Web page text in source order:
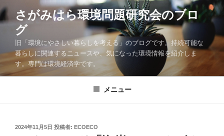
コ
ン
ツ
ス
さがみはら環境問題研究会のブロ
グ
旧「環境にやさしい暮らしを考える」のブログです。持続可能な
暮らしに関連するニュースや、気になった環境情報を紹介しま
す。専門は環境経済学です。
メニュー
投
2024年11月5日 投稿者: ECOECO